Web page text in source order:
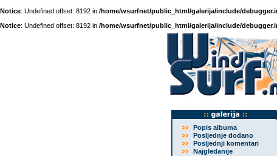
Notice: Undefined offset: 8192 in /home/wsurfnet/public_html/galerija/include/
Notice: Undefined offset: 8192 in /home/wsurfnet/public_html/galerija/include/
Popis albuma
Posljednje dodano
Posljednji komentari
Najgledanije